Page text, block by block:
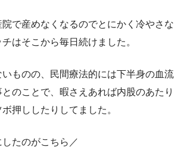
で産めなくなるのでとにかく冷やさな
はそこから毎日続けました。
ものの、民間療法的には下半身の血流
のことで、暇さえあれば内股のあたり
押ししたりしてました。
たのがこちら／